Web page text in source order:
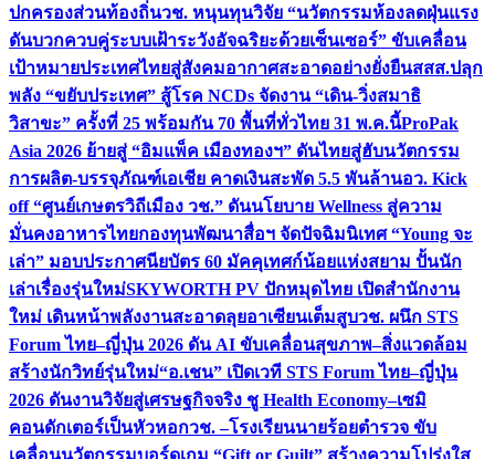
ปกครองส่วนท้องถิ่นวช. หนุนทุนวิจัย “นวัตกรรมห้องลดฝุ่นแรง
ดันบวกควบคู่ระบบเฝ้าระวังอัจฉริยะด้วยเซ็นเซอร์” ขับเคลื่อน
เป้าหมายประเทศไทยสู่สังคมอากาศสะอาดอย่างยั่งยืนสสส.ปลุก
พลัง “ขยับประเทศ” สู้โรค NCDs จัดงาน “เดิน-วิ่งสมาธิ
วิสาขะ” ครั้งที่ 25 พร้อมกัน 70 พื้นที่ทั่วไทย 31 พ.ค.นี้ProPak
Asia 2026 ย้ายสู่ “อิมแพ็ค เมืองทองฯ” ดันไทยสู่ฮับนวัตกรรม
การผลิต-บรรจุภัณฑ์เอเชีย คาดเงินสะพัด 5.5 พันล้านอว. Kick
off “ศูนย์เกษตรวิถีเมือง วช.” ดันนโยบาย Wellness สู่ความ
มั่นคงอาหารไทยกองทุนพัฒนาสื่อฯ จัดปัจฉิมนิเทศ “Young จะ
เล่า” มอบประกาศนียบัตร 60 มัคคุเทศก์น้อยแห่งสยาม ปั้นนัก
เล่าเรื่องรุ่นใหม่SKYWORTH PV ปักหมุดไทย เปิดสำนักงาน
ใหม่ เดินหน้าพลังงานสะอาดลุยอาเซียนเต็มสูบวช. ผนึก STS
Forum ไทย–ญี่ปุ่น 2026 ดัน AI ขับเคลื่อนสุขภาพ–สิ่งแวดล้อม
สร้างนักวิทย์รุ่นใหม่“อ.เชน” เปิดเวที STS Forum ไทย–ญี่ปุ่น
2026 ดันงานวิจัยสู่เศรษฐกิจจริง ชู Health Economy–เซมิ
คอนดักเตอร์เป็นหัวหอกวช. –โรงเรียนนายร้อยตำรวจ ขับ
เคลื่อนนวัตกรรมบอร์ดเกม “Gift or Guilt” สร้างความโปร่งใส